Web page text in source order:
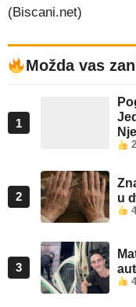
(Biscani.net)
Možda vas
1
2
u
4
3
4